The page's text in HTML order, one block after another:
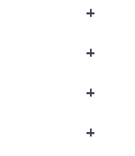
+
+
+
+